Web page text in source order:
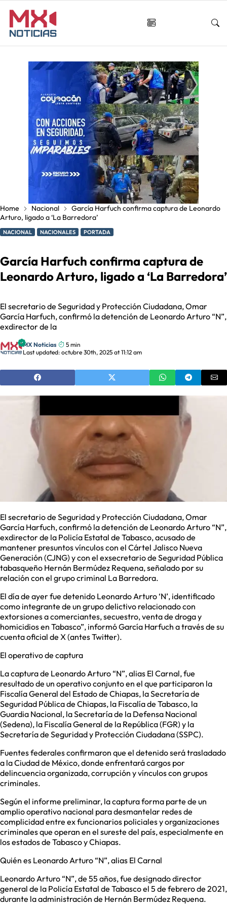
Home Nacional
García Harfuch confirma captura de Leonardo
Arturo, ligado a ‘La Barredora’
NACIONAL NACIONALES PORTADA
García Harfuch confirma captura de
Leonardo Arturo, ligado a ‘La Barredora’
El secretario de Seguridad y Protección Ciudadana, Omar
García Harfuch, confirmó la detención de Leonardo Arturo “N”,
exdirector de la
MX Noticias
5 min
Last updated: octubre 30th, 2025 at 11:12 am
El secretario de Seguridad y Protección Ciudadana, Omar
García Harfuch, confirmó la detención de Leonardo Arturo “N”,
exdirector de la Policía Estatal de Tabasco, acusado de
mantener presuntos vínculos con el Cártel Jalisco Nueva
Generación (CJNG) y con el exsecretario de Seguridad Pública
tabasqueño Hernán Bermúdez Requena, señalado por su
relación con el grupo criminal La Barredora.
El día de ayer fue detenido Leonardo Arturo ‘N’, identificado
como integrante de un grupo delictivo relacionado con
extorsiones a comerciantes, secuestro, venta de droga y
homicidios en Tabasco”, informó García Harfuch a través de su
cuenta oficial de X (antes Twitter).
El operativo de captura
La captura de Leonardo Arturo “N”, alias El Carnal, fue
resultado de un operativo conjunto en el que participaron la
Fiscalía General del Estado de Chiapas, la Secretaría de
Seguridad Pública de Chiapas, la Fiscalía de Tabasco, la
Guardia Nacional, la Secretaría de la Defensa Nacional
(Sedena), la Fiscalía General de la República (FGR) y la
Secretaría de Seguridad y Protección Ciudadana (SSPC).
Fuentes federales confirmaron que el detenido será trasladado
a la Ciudad de México, donde enfrentará cargos por
delincuencia organizada, corrupción y vínculos con grupos
criminales.
Según el informe preliminar, la captura forma parte de un
amplio operativo nacional para desmantelar redes de
complicidad entre ex funcionarios policiales y organizaciones
criminales que operan en el sureste del país, especialmente en
los estados de Tabasco y Chiapas.
Quién es Leonardo Arturo “N”, alias El Carnal
Leonardo Arturo “N”, de 55 años, fue designado director
general de la Policía Estatal de Tabasco el 5 de febrero de 2021,
durante la administración de Hernán Bermúdez Requena.